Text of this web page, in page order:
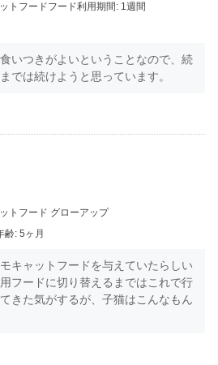
トフードフード利用期間: 1週間
いつきがよいということなので、続
では続けようと思っています。
トフード グローアップ
齢: 5ヶ月
キャットフードを与えていたらしい
フードに切り替えるまではこれで行
きた気がするが、子猫はこんなもん